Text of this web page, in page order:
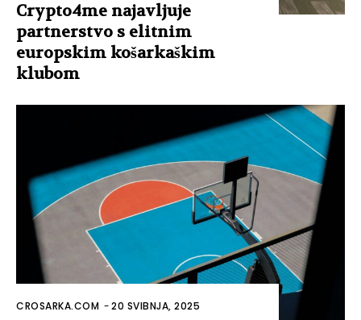
Crypto4me najavljuje
partnerstvo s elitnim
europskim košarkaškim
klubom
CROSARKA.COM -20 SVIBNJA, 2025